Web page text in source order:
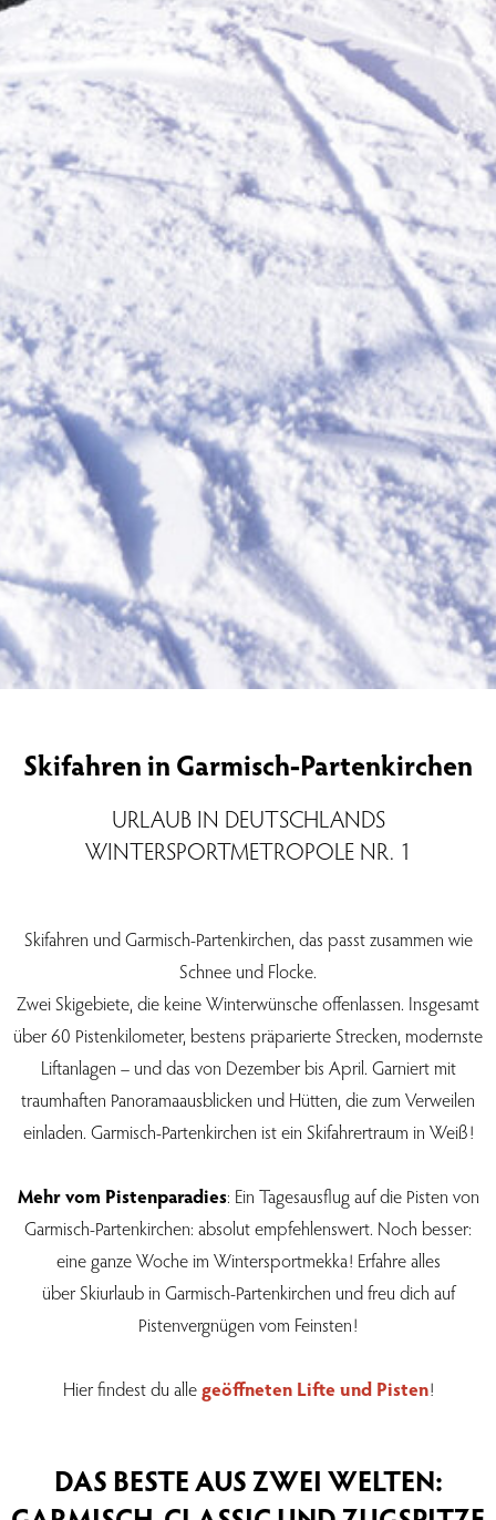
Skifahren in Garmisch-Partenkirchen
URLAUB IN DEUTSCHLANDS
WINTERSPORTMETROPOLE NR. 1
Skifahren und Garmisch-Partenkirchen, das passt zusammen wie
Schnee und Flocke.
Zwei Skigebiete, die keine Winterwünsche offenlassen. Insgesamt
über 60 Pistenkilometer, bestens präparierte Strecken, modernste
Liftanlagen – und das von Dezember bis April. Garniert mit
traumhaften Panoramaausblicken und Hütten, die zum Verweilen
einladen. Garmisch-Partenkirchen ist ein Skifahrertraum in Weiß!
Mehr vom Pistenparadies: Ein Tagesausflug auf die Pisten von
Garmisch-Partenkirchen: absolut empfehlenswert. Noch besser:
eine ganze Woche im Wintersportmekka! Erfahre alles
über Skiurlaub in Garmisch-Partenkirchen und freu dich auf
Pistenvergnügen vom Feinsten!
Hier findest du allegeöffneten Lifte und Pisten!
DAS BESTE AUS ZWEI WELTEN: